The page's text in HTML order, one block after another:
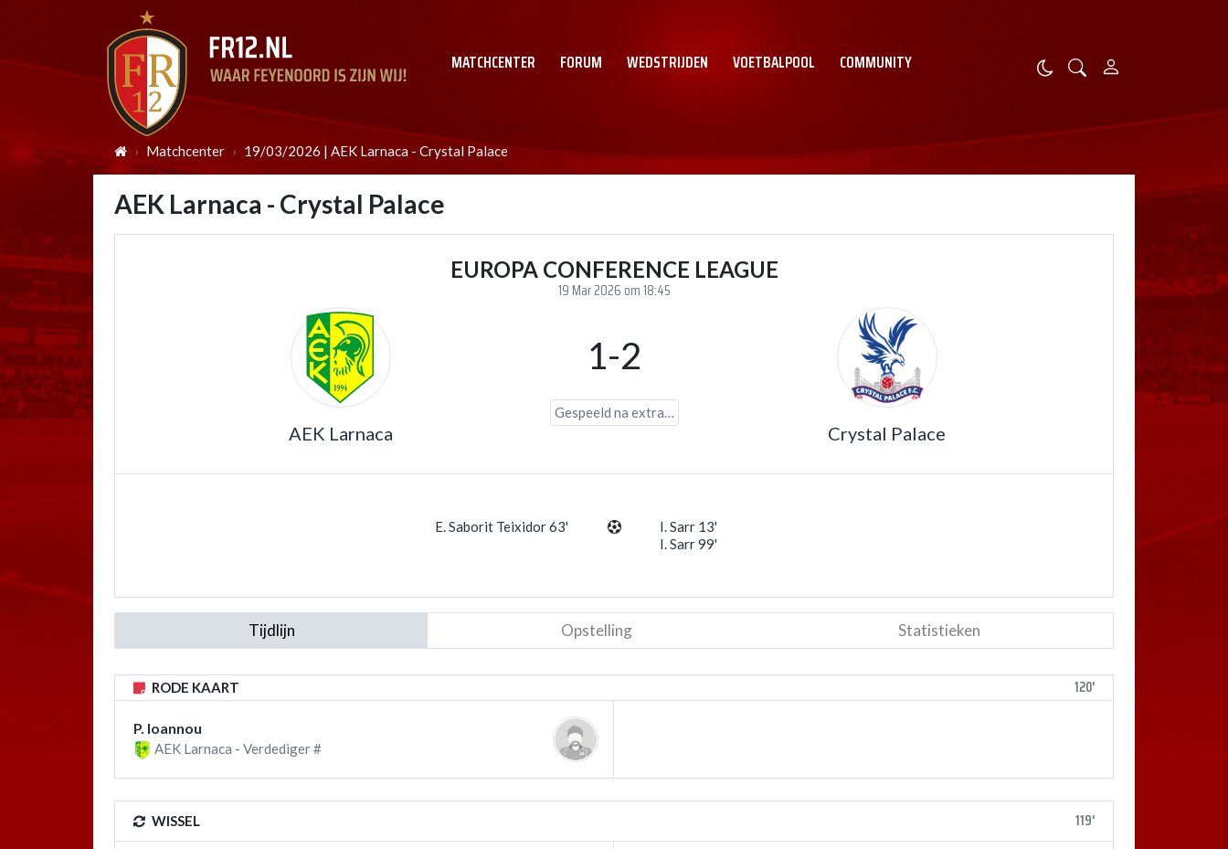
MATCHCENTER FORUM WEDSTRIJDEN VOETBALPOOL COMMUNITY
Matchcenter 19/03/2026 | AEK Larnaca - Crystal Palace
AEK Larnaca - Crystal Palace
EUROPA CONFERENCE LEAGUE
19 Mar 2026 om 18:45
AEK Larnaca
1-2
Crystal Palace
E. Saborit Teixidor 63'
I. Sarr 13'
I. Sarr 99'
Tijdlijn Opstelling Statistieken
RODE KAART 120'
P. Ioannou
AEK Larnaca - Verdediger #
WISSEL 119'